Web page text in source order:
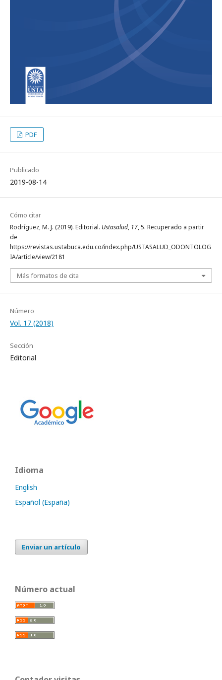
PDF
Publicado
2019-08-14
Cómo citar
Rodríguez, M. J. (2019). Editorial. Ustasalud, 17, 5. Recuperado a partir
de
https://revistas.ustabuca.edu.co/index.php/USTASALUD_ODONTOLOG
IA/article/view/2181
Más formatos de cita
Número
Vol. 17 (2018)
Sección
Editorial
Idioma
English
Español (España)
Enviar un artículo
Número actual